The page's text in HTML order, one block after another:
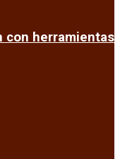
con herramientas